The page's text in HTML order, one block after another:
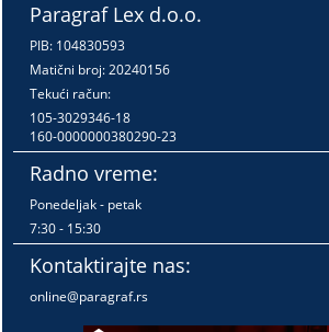
Paragraf Lex d.o.o.
PIB: 104830593
Matični broj: 20240156
Tekući račun:
105-3029346-18
160-0000000380290-23
Radno vreme:
Ponedeljak - petak
7:30 - 15:30
Kontaktirajte nas:
online@paragraf.rs